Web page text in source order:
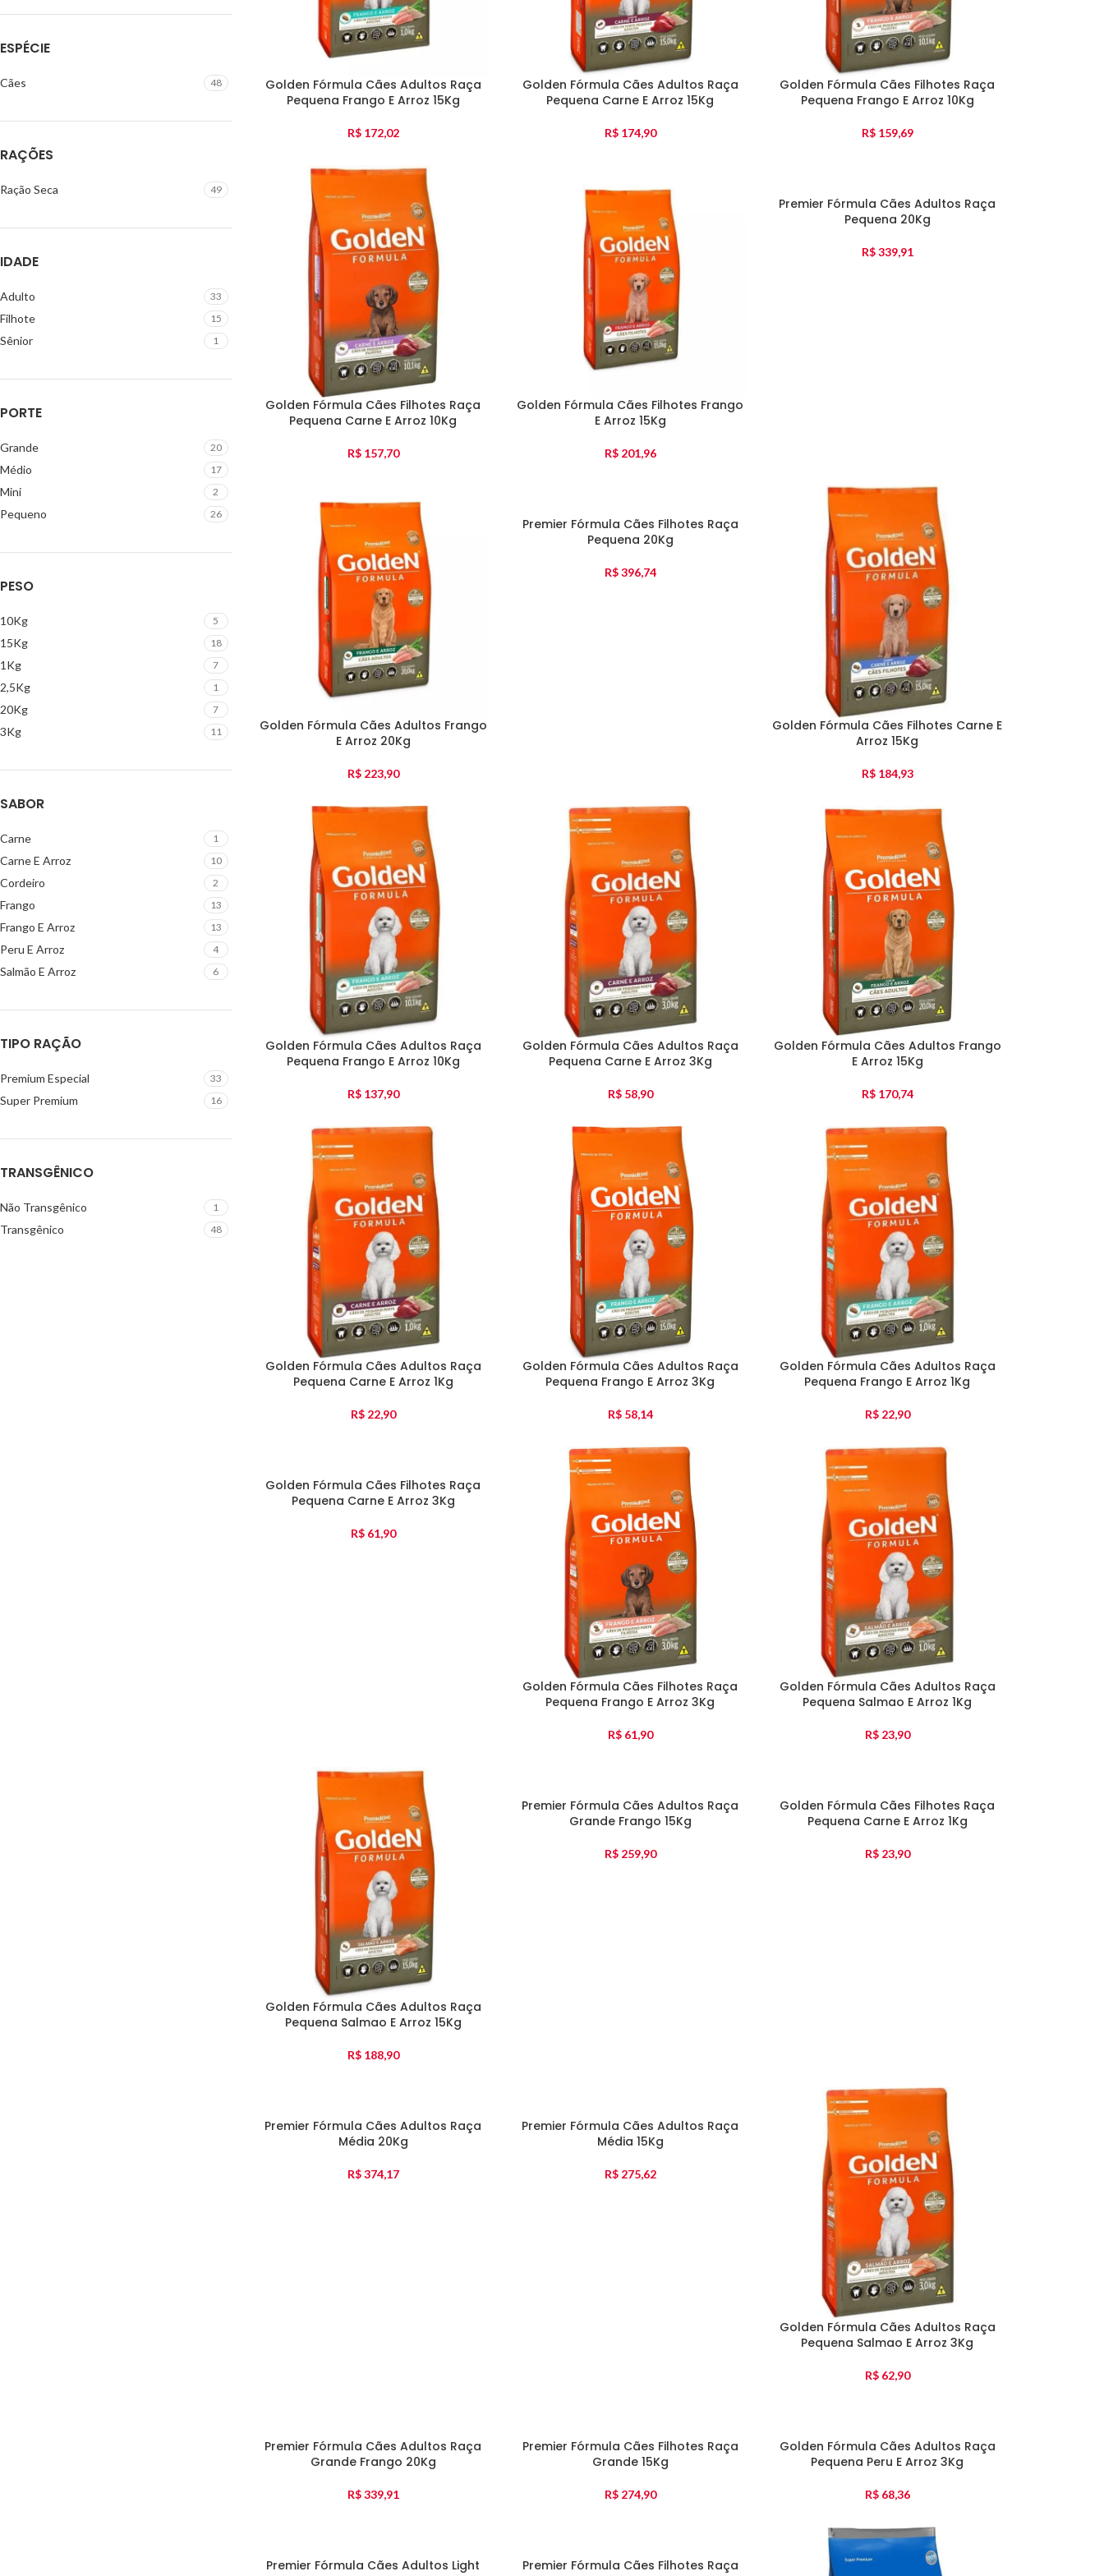
ESPÉCIE
Cães 48
RAÇÕES
Ração Seca 49
IDADE
Adulto 33
Filhote 15
Sênior 1
PORTE
Grande 20
Médio 17
Mini 2
Pequeno 26
PESO
10Kg 5
15Kg 18
1Kg 7
2,5Kg 1
20Kg 7
3Kg 11
SABOR
Carne 1
Carne E Arroz 10
Cordeiro 2
Frango 13
Frango E Arroz 13
Peru E Arroz 4
Salmão E Arroz 6
TIPO RAÇÃO
Premium Especial 33
Super Premium 16
TRANSGÊNICO
Não Transgênico 1
Transgênico 48
Golden Fórmula Cães Adultos Raça
Pequena Frango E Arroz 15Kg
R$172,02
Golden Fórmula Cães Adultos Raça
Pequena Carne E Arroz 15Kg
R$174,90
Golden Fórmula Cães Filhotes Raça
Pequena Frango E Arroz 10Kg
R$159,69
Golden Fórmula Cães Filhotes Raça
Pequena Carne E Arroz 10Kg
R$157,70
Golden Fórmula Cães Filhotes Frango
E Arroz 15Kg
R$201,96
Premier Fórmula Cães Adultos Raça
Pequena 20Kg
R$339,91
Golden Fórmula Cães Adultos Frango
E Arroz 20Kg
R$223,90
Premier Fórmula Cães Filhotes Raça
Pequena 20Kg
R$396,74
Golden Fórmula Cães Filhotes Carne E
Arroz 15Kg
R$184,93
Golden Fórmula Cães Adultos Raça
Pequena Frango E Arroz 10Kg
R$137,90
Golden Fórmula Cães Adultos Raça
Pequena Carne E Arroz 3Kg
R$58,90
Golden Fórmula Cães Adultos Frango
E Arroz 15Kg
R$170,74
Golden Fórmula Cães Adultos Raça
Pequena Carne E Arroz 1Kg
R$22,90
Golden Fórmula Cães Adultos Raça
Pequena Frango E Arroz 3Kg
R$58,14
Golden Fórmula Cães Adultos Raça
Pequena Frango E Arroz 1Kg
R$22,90
Golden Fórmula Cães Filhotes Raça
Pequena Carne E Arroz 3Kg
R$61,90
Golden Fórmula Cães Filhotes Raça
Pequena Frango E Arroz 3Kg
R$61,90
Golden Fórmula Cães Adultos Raça
Pequena Salmao E Arroz 1Kg
R$23,90
Golden Fórmula Cães Adultos Raça
Pequena Salmao E Arroz 15Kg
R$188,90
Premier Fórmula Cães Adultos Raça
Grande Frango 15Kg
R$259,90
Golden Fórmula Cães Filhotes Raça
Pequena Carne E Arroz 1Kg
R$23,90
Premier Fórmula Cães Adultos Raça
Média 20Kg
R$374,17
Premier Fórmula Cães Adultos Raça
Média 15Kg
R$275,62
Golden Fórmula Cães Adultos Raça
Pequena Salmao E Arroz 3Kg
R$62,90
Premier Fórmula Cães Adultos Raça
Grande Frango 20Kg
R$339,91
Premier Fórmula Cães Filhotes Raça
Grande 15Kg
R$274,90
Golden Fórmula Cães Adultos Raça
Pequena Peru E Arroz 3Kg
R$68,36
Premier Fórmula Cães Adultos Light
Premier Fórmula Cães Filhotes Raça